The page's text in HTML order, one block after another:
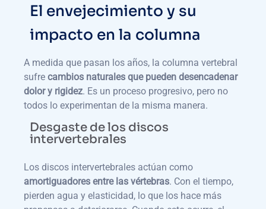
El envejecimiento y su
impacto en la columna
A medida que pasan los años, la columna vertebral
sufre cambios naturales que pueden desencadenar
dolor y rigidez. Es un proceso progresivo, pero no
todos lo experimentan de la misma manera.
Desgaste de los discos
intervertebrales
Los discos intervertebrales actúan como
amortiguadores entre las vértebras. Con el tiempo,
pierden agua y elasticidad, lo que los hace más